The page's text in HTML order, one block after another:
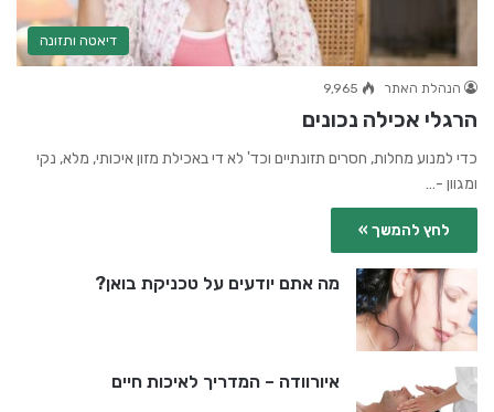
דיאטה ותזונה
הנהלת האתר 9,965
הרגלי אכילה נכונים
כדי למנוע מחלות, חסרים תזונתיים וכד' לא די באכילת מזון איכותי, מלא, נקי
ומגוון -…
לחץ להמשך »
מה אתם יודעים על טכניקת בואן?
איורוודה – המדריך לאיכות חיים